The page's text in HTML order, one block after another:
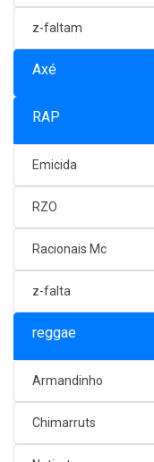
z-faltam
Axé
RAP
Emicida
RZO
Racionais Mc
z-falta
reggae
Armandinho
Chimarruts